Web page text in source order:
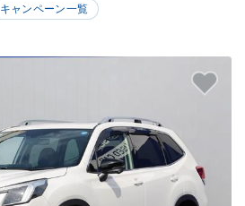
キャンペーン一覧